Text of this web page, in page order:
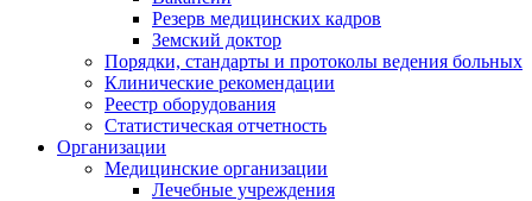
Резерв медицинских кадров
Земский доктор
Порядки, стандарты и протоколы ведения больных
Клинические рекомендации
Реестр оборудования
Статистическая отчетность
Организации
Медицинские организации
Лечебные учреждения